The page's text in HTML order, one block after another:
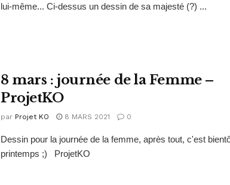
lui-même... Ci-dessus un dessin de sa majesté (?) ...
8 mars : journée de la Femme –
ProjetKO
par Projet KO 8 MARS 2021 0
Dessin pour la journée de la femme, après tout, c'est
printemps ;) ProjetKO